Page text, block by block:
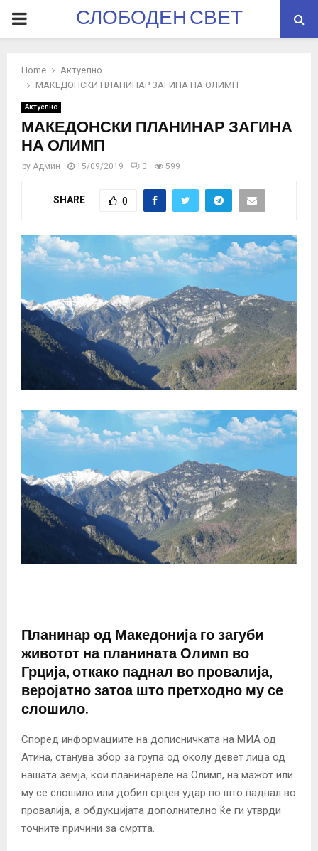
PRIMARYСЛОБОДЕН СВЕТ
Home
Актуелно
МАКЕДОНСКИ ПЛАНИНАР ЗАГИНА НА ОЛИМП
Актуелно
МАКЕДОНСКИ ПЛАНИНАР ЗАГИНА
НА ОЛИМП
by Админ 15/09/2019 0 599
SHARE 0
Планинар од Македонија го загуби
животот на планината Олимп во
Грција, откако паднал во провалија,
веројатно затоа што претходно му се
слошило.
Според информациите на дописничката на МИА од
Атина, станува збор за група од околу девет лица од
нашата земја, кои планинареле на Олимп, на мажот или
му се слошило или добил срцев удар по што паднал во
провалија, а обдукцијата дополнително ќе ги утврди
точните причини за смртта.